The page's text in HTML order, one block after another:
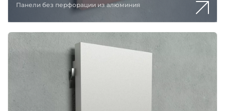
Панели без перфорации из алюминия